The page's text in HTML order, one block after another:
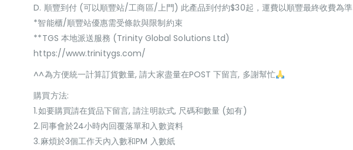
D. 順豐到付 (可以順豐站/工商區/上門) 此產品到付約$30起，運費以順豐最終收費為準
*智能櫃/順豐站優惠需受條款與限制約束
**TGS 本地派送服務 (Trinity Global Solutions Ltd)
https://www.trinitygs.com/
^^為方便統一計算訂貨數量, 請大家盡量在POST 下留言, 多謝幫忙
購買方法:
1.如要購買請在貨品下留言, 請注明款式, 尺碼和數量 (如有)
2.同事會於24小時內回覆落單和入數資料
3.麻煩於3個工作天內入數和PM 入數紙